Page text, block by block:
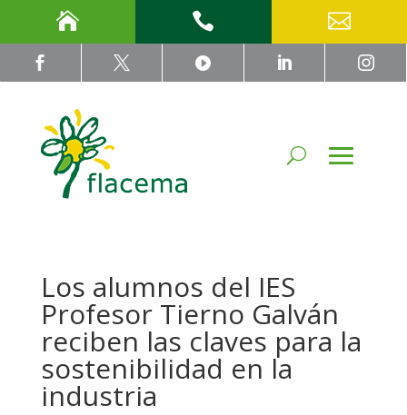
  
    
Los alumnos del IES
Profesor Tierno Galván
reciben las claves para la
sostenibilidad en la
industria